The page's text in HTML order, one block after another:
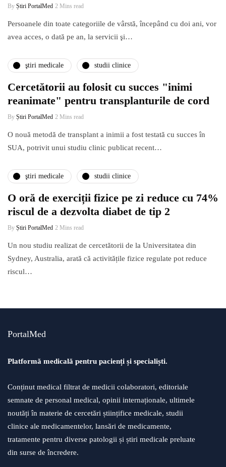
By Știri PortalMed 2 Mins read
Persoanele din toate categoriile de vârstă, începând cu doi ani, vor
avea acces, o dată pe an, la servicii şi…
ştiri medicale studii clinice
Cercetătorii au folosit cu succes "inimi
reanimate" pentru transplanturile de cord
By Știri PortalMed 2 Mins read
O nouă metodă de transplant a inimii a fost testată cu succes în
SUA, potrivit unui studiu clinic publicat recent…
ştiri medicale studii clinice
O oră de exerciții fizice pe zi reduce cu 74%
riscul de a dezvolta diabet de tip 2
By Știri PortalMed 2 Mins read
Un nou studiu realizat de cercetătorii de la Universitatea din
Sydney, Australia, arată că activitățile fizice regulate pot reduce
riscul…
PortalMed
Platformă medicală pentru pacienți și specialiști.
Conținut medical filtrat de medicii colaboratori, editoriale
semnate de personal medical, opinii internaționale, ultimele
noutăți în materie de cercetări științifice medicale, studii
clinice ale medicamentelor, lansări de medicamente,
tratamente pentru diverse patologii și știri medicale preluate
din surse de încredere.